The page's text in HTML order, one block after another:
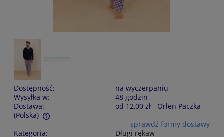
Dostępność:
na wyczerpaniu
Wysyłka w:
48 godzin
Dostawa:
od 12,00 zł - Orlen Paczka
(Polska)
Cena nie zawiera ewentualnych kosztów płatności
sprawdź formy dostawy
Kategoria:
Długi rękaw